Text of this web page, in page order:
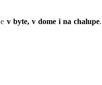
v byte, v dome i na chalupe.